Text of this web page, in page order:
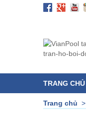
TRANG CHỦ
Trang chủ >